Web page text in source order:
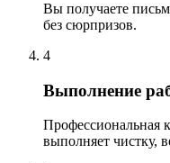
Вы получаете
без сюрпризов.
4
Выполнение
Профессиональная
выполняет чистку,